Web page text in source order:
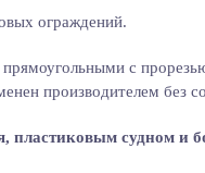
ограждений.
с
производителем без
пластиковым судном и